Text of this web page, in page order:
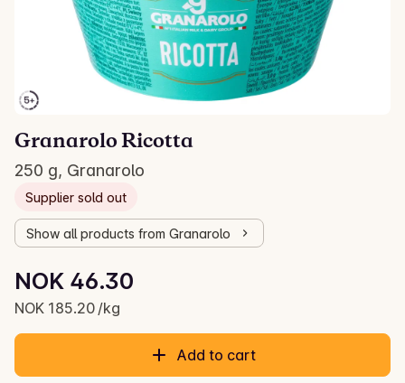
Granarolo Ricotta
250 g, Granarolo
Supplier sold out
Show all products from Granarolo
Current price is: NOK 46.30
NOK 46.30
NOK 185.20 /kg
Unit price: NOK 185.20 /kg
Add to cart